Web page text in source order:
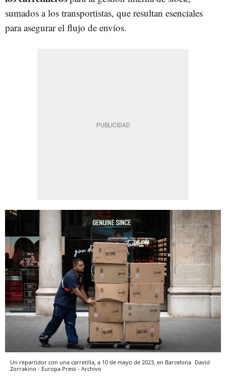
sumados a los transportistas, que resultan esenciales
para asegurar el flujo de envíos.
Un repartidor con una carretilla, a 10 de mayo de 2023, en Barcelona David
Zorrakino - Europa Press - Archivo